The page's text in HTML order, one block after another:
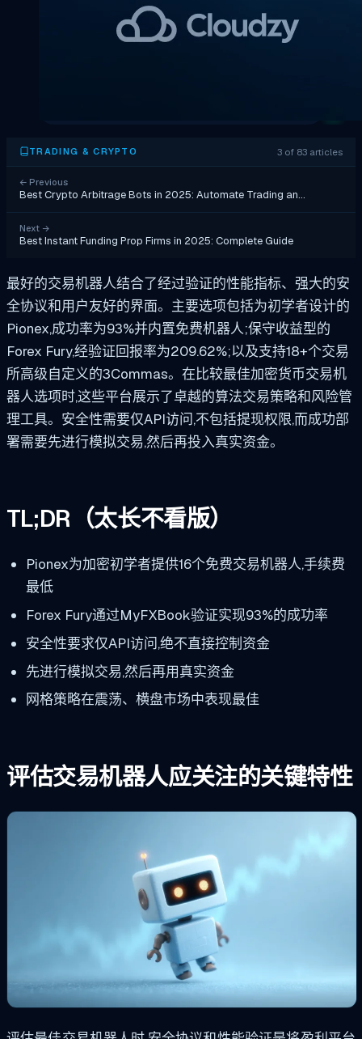
TRADING & CRYPTO 3 of 83 articles
← Previous
Best Crypto Arbitrage Bots in 2025: Automate Trading an…
Next →
Best Instant Funding Prop Firms in 2025: Complete Guide
最好的交易机器人结合了经过验证的性能指标、强大的安
全协议和用户友好的界面。主要选项包括为初学者设计的
Pionex,成功率为93%并内置免费机器人;保守收益型的
Forex Fury,经验证回报率为209.62%;以及支持18+个交易
所高级自定义的3Commas。在比较最佳加密货币交易机
器人选项时,这些平台展示了卓越的算法交易策略和风险管
理工具。安全性需要仅API访问,不包括提现权限,而成功部
署需要先进行模拟交易,然后再投入真实资金。
TL;DR（太长不看版）
Pionex为加密初学者提供16个免费交易机器人,手续费
最低
Forex Fury通过MyFXBook验证实现93%的成功率
安全性要求仅API访问,绝不直接控制资金
先进行模拟交易,然后再用真实资金
网格策略在震荡、横盘市场中表现最佳
评估交易机器人应关注的关键特性